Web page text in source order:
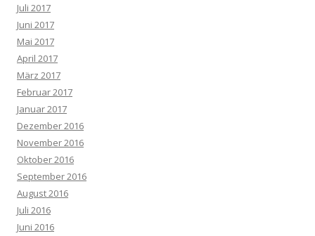
Juli 2017
Juni 2017
Mai 2017
April 2017
März 2017
Februar 2017
Januar 2017
Dezember 2016
November 2016
Oktober 2016
September 2016
August 2016
Juli 2016
Juni 2016